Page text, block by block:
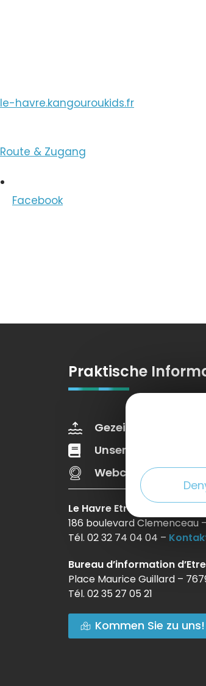
le-havre.kangouroukids.fr
Route & Zugang
Facebook
Praktische
Gezeiten
Unsere Broschüren
Webcams
Le Havre Etretat Normandie
186 boulevard Clemenceau
Tél. 02 32 74 04 04 –
Bureau d’information
Place Maurice Guillard –
Tél. 02 35 27 05 21
Kommen Sie zu uns!